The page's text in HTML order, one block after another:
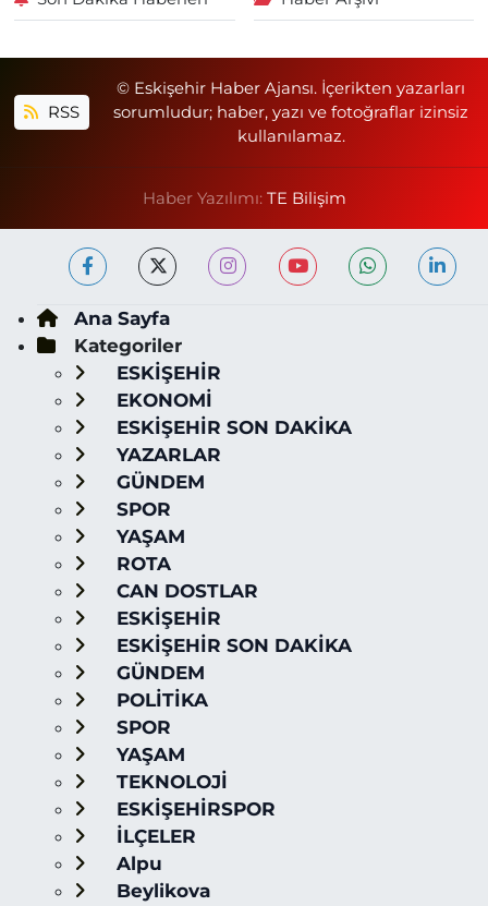
RSS
© Eskişehir Haber Ajansı. İçerikten yazarları
sorumludur; haber, yazı ve fotoğraflar izinsiz
kullanılamaz.
Haber Yazılımı: TE Bilişim
Ana Sayfa
Kategoriler
ESKİŞEHİR
EKONOMİ
ESKİŞEHİR SON DAKİKA
YAZARLAR
GÜNDEM
SPOR
YAŞAM
ROTA
CAN DOSTLAR
ESKİŞEHİR
ESKİŞEHİR SON DAKİKA
GÜNDEM
POLİTİKA
SPOR
YAŞAM
TEKNOLOJİ
ESKİŞEHİRSPOR
İLÇELER
Alpu
Beylikova